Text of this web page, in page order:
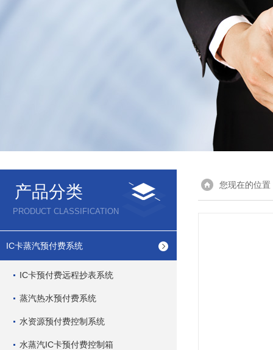
产品分类
PRODUCT CLASSIFICATION
IC卡蒸汽预付费系统
IC卡预付费远程抄表系统
蒸汽热水预付费系统
水资源预付费控制系统
水蒸汽IC卡预付费控制箱
您现在的位置